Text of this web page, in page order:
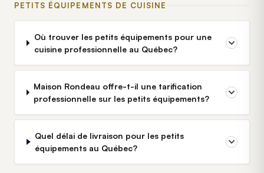
PETITS ÉQUIPEMENTS DE CUISINE
Où trouver les petits équipements pour une
cuisine professionnelle au Québec?
Maison Rondeau offre-t-il une tarification
professionnelle sur les petits équipements?
Quel délai de livraison pour les petits
équipements au Québec?